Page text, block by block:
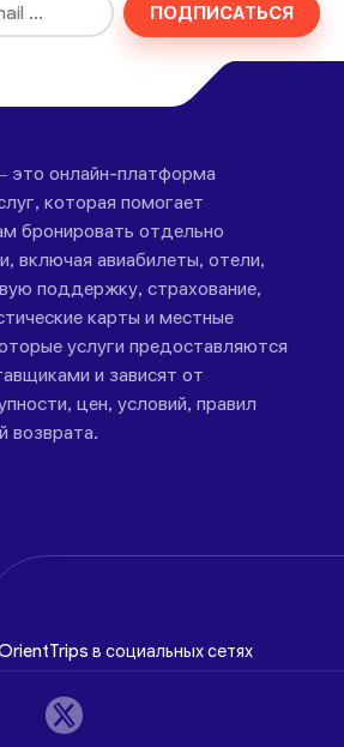
ПОДПИСАТЬСЯ
онлайн-платформа
которая помогает
бронировать отдельно
включая авиабилеты, отели,
поддержку, страхование,
карты и местные
услуги предоставляются
и зависят от
цен, условий, правил
возврата.
в социальных сетях